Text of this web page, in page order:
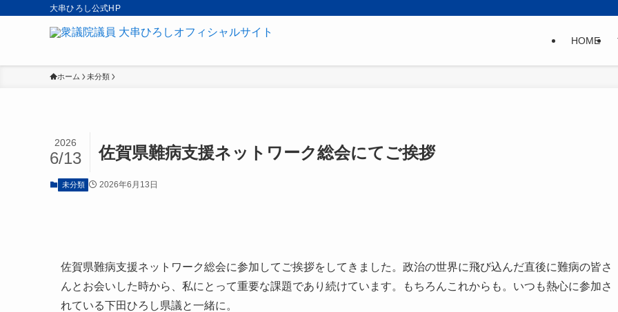
大串ひろし公式HP
HOME
ホーム 未分類
佐賀県難病支援ネットワーク総会にてご挨拶
2026
6/13
未分類 2026年6月13日
佐賀県難病支援ネットワーク総会に参加してご挨拶をしてきました。政治の世界に飛び込んだ直後に難病の皆さ
んとお会いした時から、私にとって重要な課題であり続けています。もちろんこれからも。いつも熱心に参加さ
れている下田ひろし県議と一緒に。